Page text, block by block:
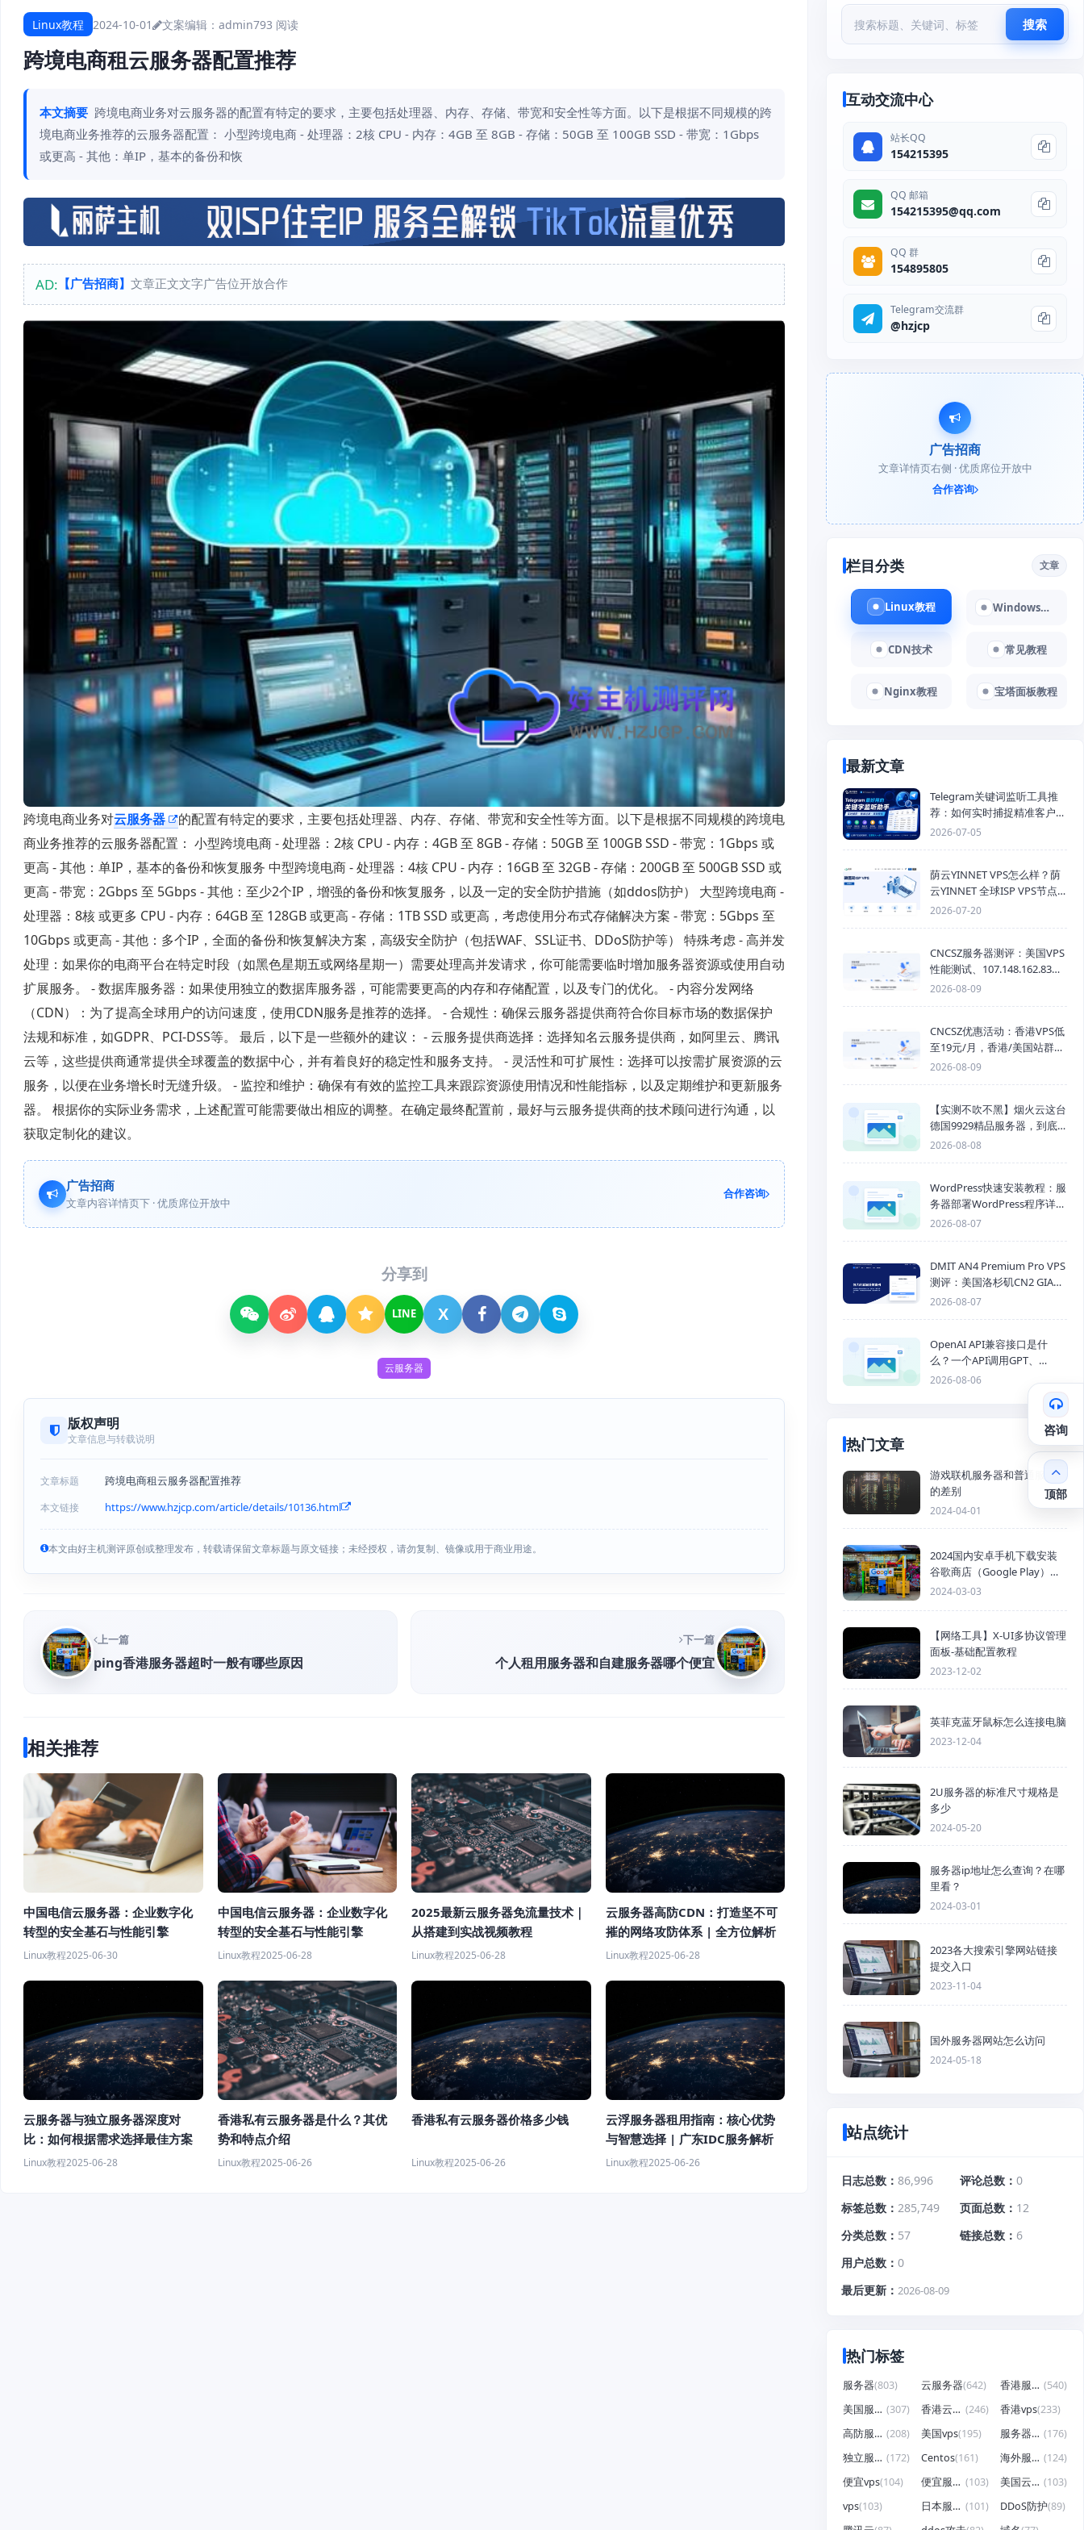
Linux教程 2024-10-01 文案编辑：admin793 阅读
跨境电商租云服务器配置推荐
本文摘要 跨境电商业务对云服务器的配置有特定的要求，主要包括处理器、内存、存储、带宽和安全性等方面。以下是根据不同规模的跨
境电商业务推荐的云服务器配置： 小型跨境电商 - 处理器：2核 CPU - 内存：4GB 至 8GB - 存储：50GB 至 100GB SSD - 带宽：1Gbps
或更高 - 其他：单IP，基本的备份和恢
AD: 【广告招商】 文章正文文字广告位开放合作
跨境电商业务对云服务器
的配置有特定的要求，主要包括处理器、内存、存储、带宽和安全性等方面。以下是根据不同规模的跨境电
商业务推荐的云服务器配置： 小型跨境电商 - 处理器：2核 CPU - 内存：4GB 至 8GB - 存储：50GB 至 100GB SSD - 带宽：1Gbps 或
更高 - 其他：单IP，基本的备份和恢复服务 中型跨境电商 - 处理器：4核 CPU - 内存：16GB 至 32GB - 存储：200GB 至 500GB SSD 或
更高 - 带宽：2Gbps 至 5Gbps - 其他：至少2个IP，增强的备份和恢复服务，以及一定的安全防护措施（如ddos防护） 大型跨境电商 -
处理器：8核 或更多 CPU - 内存：64GB 至 128GB 或更高 - 存储：1TB SSD 或更高，考虑使用分布式存储解决方案 - 带宽：5Gbps 至
10Gbps 或更高 - 其他：多个IP，全面的备份和恢复解决方案，高级安全防护（包括WAF、SSL证书、DDoS防护等） 特殊考虑 - 高并发
处理：如果你的电商平台在特定时段（如黑色星期五或网络星期一）需要处理高并发请求，你可能需要临时增加服务器资源或使用自动
扩展服务。 - 数据库服务器：如果使用独立的数据库服务器，可能需要更高的内存和存储配置，以及专门的优化。 - 内容分发网络
（CDN）：为了提高全球用户的访问速度，使用CDN服务是推荐的选择。 - 合规性：确保云服务器提供商符合你目标市场的数据保护
法规和标准，如GDPR、PCI-DSS等。 最后，以下是一些额外的建议： - 云服务提供商选择：选择知名云服务提供商，如阿里云、腾讯
云等，这些提供商通常提供全球覆盖的数据中心，并有着良好的稳定性和服务支持。 - 灵活性和可扩展性：选择可以按需扩展资源的云
服务，以便在业务增长时无缝升级。 - 监控和维护：确保有有效的监控工具来跟踪资源使用情况和性能指标，以及定期维护和更新服务
器。 根据你的实际业务需求，上述配置可能需要做出相应的调整。在确定最终配置前，最好与云服务提供商的技术顾问进行沟通，以
获取定制化的建议。
广告招商
文章内容详情页下 · 优质席位开放中
合作咨询
分享到
LINE X
云服务器
版权声明
文章信息与转载说明
文章标题 跨境电商租云服务器配置推荐
本文链接 https://www.hzjcp.com/article/details/10136.html
本文由好主机测评原创或整理发布，转载请保留文章标题与原文链接；未经授权，请勿复制、镜像或用于商业用途。
上一篇
ping香港服务器超时一般有哪些原因
下一篇
个人租用服务器和自建服务器哪个便宜
相关推荐
中国电信云服务器：企业数字化
转型的安全基石与性能引擎
Linux教程2025-06-30
中国电信云服务器：企业数字化
转型的安全基石与性能引擎
Linux教程2025-06-28
2025最新云服务器免流量技术｜
从搭建到实战视频教程
Linux教程2025-06-28
云服务器高防CDN：打造坚不可
摧的网络攻防体系 | 全方位解析
Linux教程2025-06-28
云服务器与独立服务器深度对
比：如何根据需求选择最佳方案
Linux教程2025-06-28
香港私有云服务器是什么？其优
势和特点介绍
Linux教程2025-06-26
香港私有云服务器价格多少钱
Linux教程2025-06-26
云浮服务器租用指南：核心优势
与智慧选择 | 广东IDC服务解析
Linux教程2025-06-26
搜索
互动交流中心
站长QQ
154215395
QQ 邮箱
154215395@qq.com
QQ 群
154895805
Telegram交流群
@hzjcp
广告招商
文章详情页右侧 · 优质席位开放中
合作咨询
栏目分类 文章
Linux教程 Windows教程
CDN技术 常见教程
Nginx教程 宝塔面板教程
最新文章
Telegram关键词监听工具推
荐：如何实时捕捉精准客户，
提高获客效率？
2026-07-05
荫云YINNET VPS怎么样？荫
云YINNET 全球ISP VPS节点
与双ISP 服务器推荐
2026-07-20
CNCSZ服务器测评：美国VPS
性能测试、107.148.162.83线
路测速与网络评测
2026-08-09
CNCSZ优惠活动：香港VPS低
至19元/月，香港/美国站群服
务器首月半价，物理机399元/
2026-08-09
【实测不吹不黑】烟火云这台
德国9929精品服务器，到底
能不能打？
2026-08-08
WordPress快速安装教程：服
务器部署WordPress程序详细
步骤
2026-08-07
DMIT AN4 Premium Pro VPS
测评：美国洛杉矶CN2 GIA三
网优化线路性能测试
2026-08-07
OpenAI API兼容接口是什
么？一个API调用GPT、
Claude、Gemini、DeepSeek
2026-08-06
热门文章
游戏联机服务器和普通服务器
的差别
2024-04-01
2024国内安卓手机下载安装
谷歌商店（Google Play）详
细步骤
2024-03-03
【网络工具】X-UI多协议管理
面板-基础配置教程
2023-12-02
英菲克蓝牙鼠标怎么连接电脑
2023-12-04
2U服务器的标准尺寸规格是
多少
2024-05-20
服务器ip地址怎么查询？在哪
里看？
2024-03-01
2023各大搜索引擎网站链接
提交入口
2023-11-04
国外服务器网站怎么访问
2024-05-18
站点统计
日志总数 86,996 评论总数
0
标签总数
285,749 页面总数
12
分类总数
57 链接总数
6
用户总数
0
最后更新
2026-08-09
热门标签
服务器(803) 云服务器(642) 香港服务器 (540)
美国服务器 (307) 香港云服务器 (246) 香港vps(233)
高防服务器 (208) 美国vps(195) 服务器租用 (176)
独立服务器 (172) Centos(161) 海外服务器 (124)
便宜vps(104) 便宜服务器 (103) 美国云服务器 (103)
vps(103) 日本服务器 (101) DDoS防护(89)
咨询
顶部